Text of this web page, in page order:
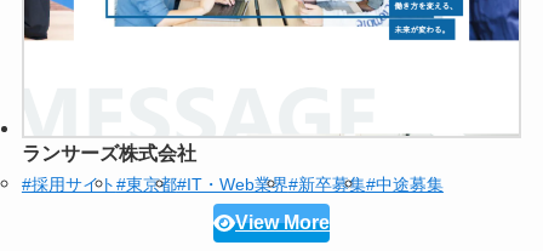
ランサーズ株式会社
#採用サイト#東京都#IT・Web業界#新卒募集#中途募集
View More